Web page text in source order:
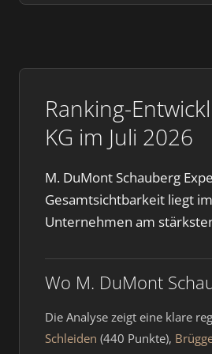
Ranking-
KG im Juli 2026
M. DuMont Schauberg
Gesamtsichtbarkeit liegt
Unternehmen am
Wo M. DuMont
Die Analyse zeigt eine klare
Schleiden (440 Punkte),